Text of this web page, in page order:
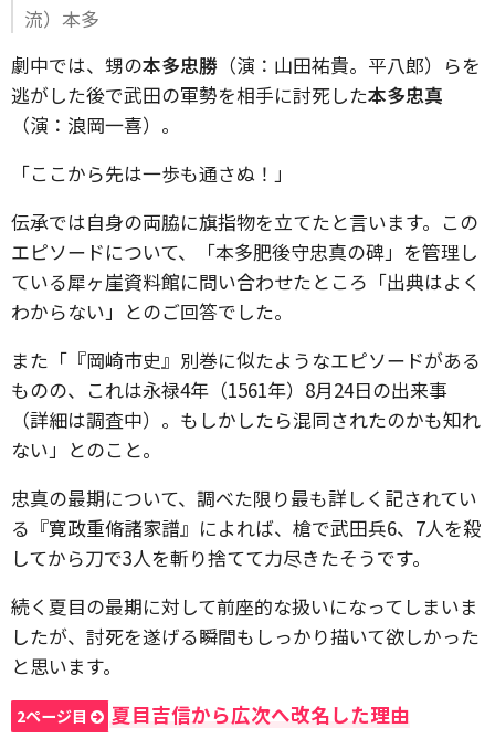
流）本多
劇中では、甥の本多忠勝 （演：山田祐貴。平八郎）らを
逃がした後で武田の軍勢を相手に討死した本多忠真
（演：浪岡一喜）。
「ここから先は一歩も通さぬ！」
伝承では自身の両脇に旗指物を立てたと言います。この
エピソードについて、「本多肥後守忠真の碑」を管理し
ている犀ヶ崖資料館に問い合わせたところ「出典はよく
わからない」とのご回答でした。
また「『岡崎市史』別巻に似たようなエピソードがある
ものの、これは永禄4年（1561年）8月24日の出来事
（詳細は調査中）。もしかしたら混同されたのかも知れ
ない」とのこと。
忠真の最期について、調べた限り最も詳しく記されてい
る『寛政重脩諸家譜』によれば、槍で武田兵6、7人を殺
してから刀で3人を斬り捨てて力尽きたそうです。
続く夏目の最期に対して前座的な扱いになってしまいま
したが、討死を遂げる瞬間もしっかり描いて欲しかった
と思います。
2ページ目 夏目吉信から広次へ改名した理由